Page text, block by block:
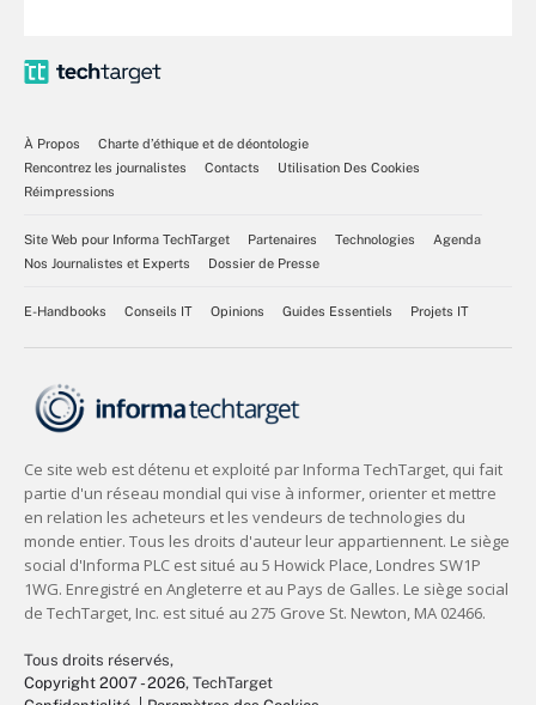
À Propos
Charte d’éthique et de déontologie
Rencontrez les journalistes
Contacts
Utilisation Des Cookies
Réimpressions
Site Web pour Informa TechTarget Partenaires Technologies
Agenda
Nos Journalistes et Experts
Dossier de Presse
E-Handbooks Conseils IT Opinions Guides Essentiels Projets IT
Tous droits réservés,
Copyright 2007 - 2026, TechTarget